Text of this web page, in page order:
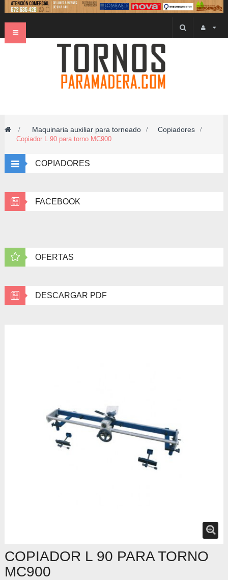
Navegación
> Maquinaria auxiliar para torneado > Copiadores
Copiador L 90 para torno MC900
COPIADORES
FACEBOOK
OFERTAS
DESCARGAR PDF
COPIADOR L 90 PARA TORNO
MC900